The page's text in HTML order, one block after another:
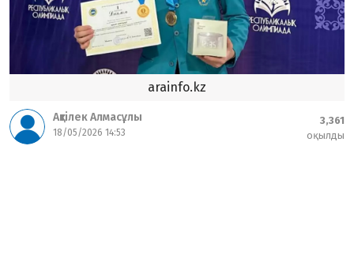
arainfo.kz
Ақтілек Алмасұлы
18/05/2026 14:53
3,361
оқылды